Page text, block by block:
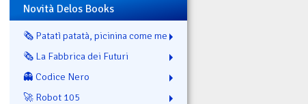
Novità Delos Books
🗞️ Patatì patatà, picinina come me
🗞️ La Fabbrica dei Futuri
👻 Codice Nero
🚀 Robot 105